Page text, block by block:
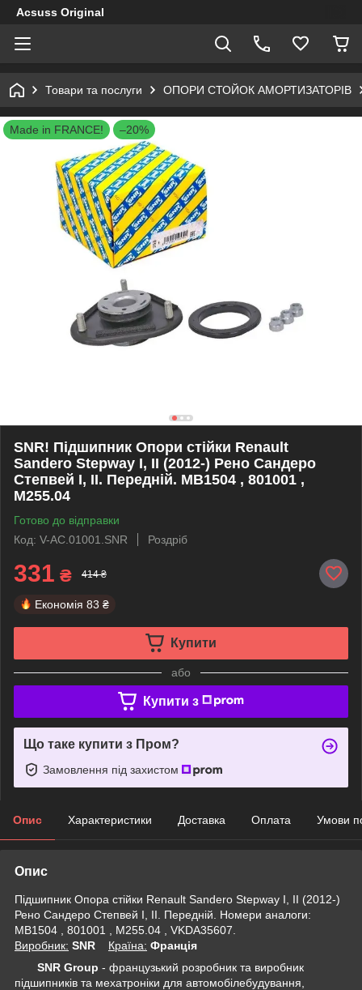
Acsuss Original
Товари та послуги ОПОРИ СТОЙОК АМОРТИЗАТОРІВ
Made in FRANCE! –20%
SNR! Підшипник Опори стійки Renault
Sandero Stepway I, II (2012-) Рено Сандеро
Степвей I, II. Передній. MB1504 , 801001 ,
M255.04
Готово до відправки
Код: V-AC.01001.SNR
Роздріб
331 ₴ 414 ₴
Економія 83 ₴
Купити
або
Купити з
Що таке купити з Пром?
Замовлення під захистом
Опис Характеристики Доставка Оплата Умови
Опис
Підшипник Опора стійки Renault Sandero Stepway I, II (2012-)
Рено Сандеро Степвей I, II. Передній. Номери аналоги:
MB1504 , 801001 , M255.04 , VKDA35607.
Виробник: SNR Крaїна: Франція
SNR Group - французький розробник та виробник
підшипників та мехатроніки для автомобілебудування,